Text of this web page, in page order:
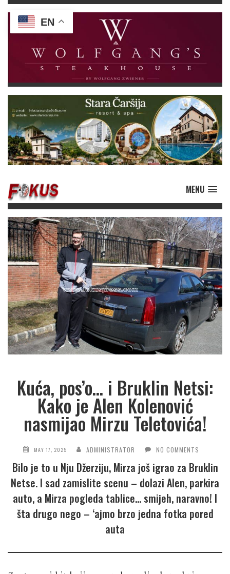
MENU
Kuća, pos’o… i Bruklin Netsi:
Kako je Alen Kolenović
nasmijao Mirzu Teletovića!
MAY 17, 2025 ADMINISTRATOR NO COMMENTS
Bilo je to u Nju Džerziju, Mirza još igrao za Bruklin
Netse. I sad zamislite scenu – dolazi Alen, parkira
auto, a Mirza pogleda tablice… smijeh, naravno! I
šta drugo nego – ‘ajmo brzo jedna fotka pored
auta
EN